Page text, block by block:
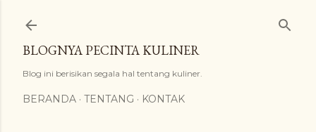
BLOGNYA PECINTA KULINER
Blog ini berisikan segala hal tentang kuliner.
BERANDA TENTANG KONTAK